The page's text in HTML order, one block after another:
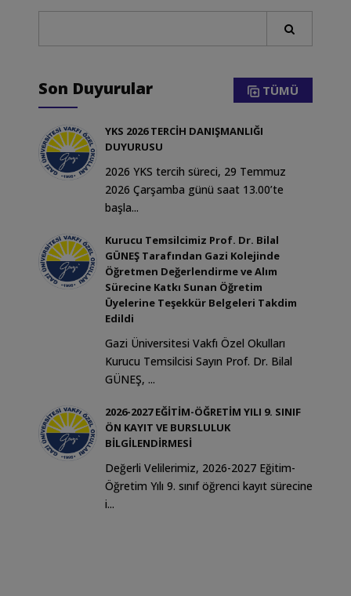
Son Duyurular TÜMÜ
YKS 2026 TERCİH DANIŞMANLIĞI
DUYURUSU
2026 YKS tercih süreci, 29 Temmuz
2026 Çarşamba günü saat 13.00’te
başla...
Kurucu Temsilcimiz Prof. Dr. Bilal
GÜNEŞ Tarafından Gazi Kolejinde
Öğretmen Değerlendirme ve Alım
Sürecine Katkı Sunan Öğretim
Üyelerine Teşekkür Belgeleri Takdim
Edildi
Gazi Üniversitesi Vakfı Özel Okulları
Kurucu Temsilcisi Sayın Prof. Dr. Bilal
GÜNEŞ, ...
2026-2027 EĞİTİM-ÖĞRETİM YILI 9. SINIF
ÖN KAYIT VE BURSLULUK
BİLGİLENDİRMESİ
Değerli Velilerimiz, 2026-2027 Eğitim-
Öğretim Yılı 9. sınıf öğrenci kayıt sürecine
i...